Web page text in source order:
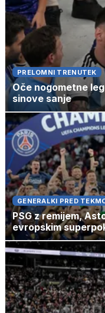
PRELOMNI TRENUTEK
Oče nogometne
sinove sanje
GENERALKI PRED
PSG z remijem,
evropskim